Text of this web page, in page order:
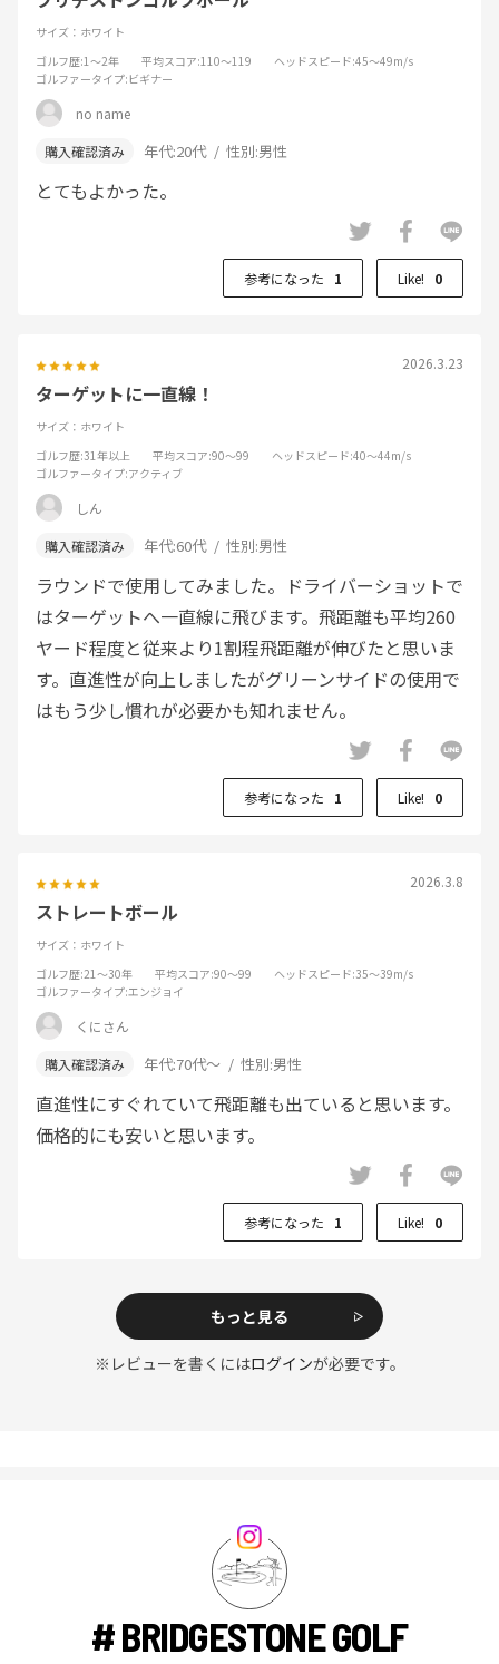
サイズ：ホワイト
ゴルフ歴:1～2年 平均スコア:110～119 ヘッドスピード:45～49m/s
ゴルファータイプ:ビギナー
no name
年代:20代 性別:男性
とてもよかった。
参考になった 1 Like! 0
2026.3.23
ターゲットに一直線！
サイズ：ホワイト
ゴルフ歴:31年以上 平均スコア:90～99 ヘッドスピード:40～44m/s
ゴルファータイプ:アクティブ
しん
年代:60代 性別:男性
ラウンドで使用してみました。ドライバーショットで
はターゲットへ一直線に飛びます。飛距離も平均260
ヤード程度と従来より1割程飛距離が伸びたと思いま
す。直進性が向上しましたがグリーンサイドの使用で
はもう少し慣れが必要かも知れません。
参考になった 1 Like! 0
2026.3.8
ストレートボール
サイズ：ホワイト
ゴルフ歴:21～30年 平均スコア:90～99 ヘッドスピード:35～39m/s
ゴルファータイプ:エンジョイ
くにさん
年代:70代～ 性別:男性
直進性にすぐれていて飛距離も出ていると思います。
価格的にも安いと思います。
参考になった 1 Like! 0
もっと見る
※レビューを書くにはログインが必要です。
# BRIDGESTONE GOLF